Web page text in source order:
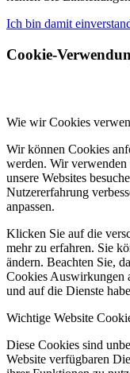
Ich bin damit
Cookie-
Wie wir Cookies
Wir können Cookies
werden. Wir
unsere Websites
Nutzererfahrung
anpassen.
Klicken Sie auf die
mehr zu erfahren. Sie
ändern. Beachten Sie,
Cookies Auswirkungen
und auf die Dienste
Wichtige Website
Diese Cookies sind
Website verfügbaren